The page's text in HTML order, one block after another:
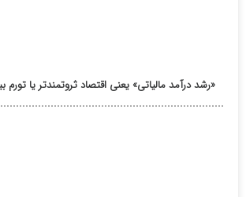
«رشد درآمد مالیاتی» یعنی اقتصاد ثروتمندتر یا تورم